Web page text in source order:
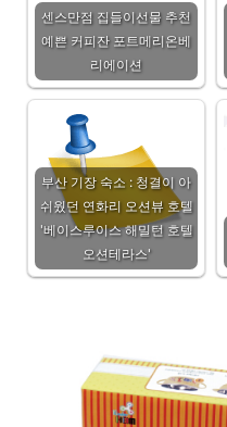
센스만점 집들이선물 추천
예쁜 커피잔 포트메리온베
리에이션
부산 기장 숙소 : 청결이 아
쉬웠던 연화리 오션뷰 호텔
'베이스루이스 해밀턴 호텔
오션테라스'